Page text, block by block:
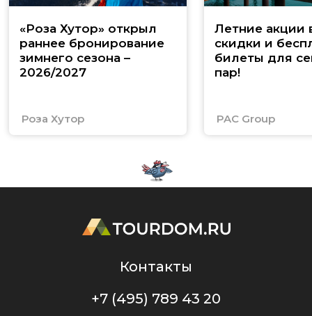
«Роза Хутор» открыл
раннее бронирование
зимнего сезона –
2026/2027
Роза Хутор
Летние акции
скидки и
билеты для
пар!
PAC Group
Контакты
+7 (495) 789 43 20